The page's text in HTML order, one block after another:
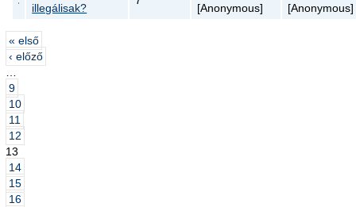
illegálisak? [Anonymous] [Anonymous]
« első
‹ előző
9
10
11
12
13
14
15
16